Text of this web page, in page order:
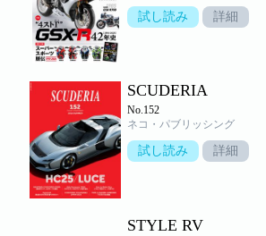
試し読み 詳細
SCUDERIA
No.152
ネコ・パブリッシング
試し読み 詳細
STYLE RV